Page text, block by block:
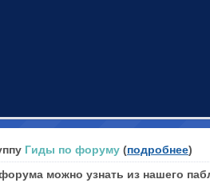
Гиды по форуму (подробнее)
можно узнать из нашего